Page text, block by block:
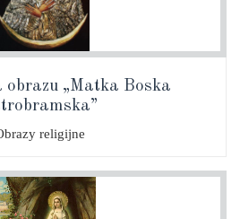
obrazu „Matka Boska
religijne